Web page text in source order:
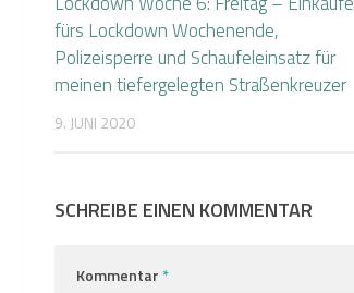
fürs Lockdown Wochenende,
Polizeisperre und Schaufeleinsatz für
meinen tiefergelegten Straßenkreuzer
9. JUNI 2020
SCHREIBE EINEN KOMMENTAR
Kommentar *